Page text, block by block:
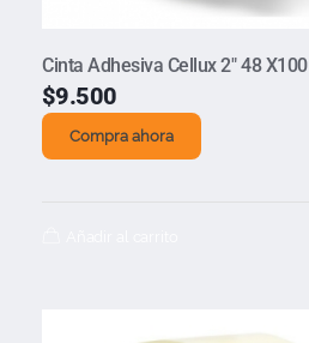
Cinta Adhesiva Cellux 2″ 48 X100
$9.500
Compra ahora